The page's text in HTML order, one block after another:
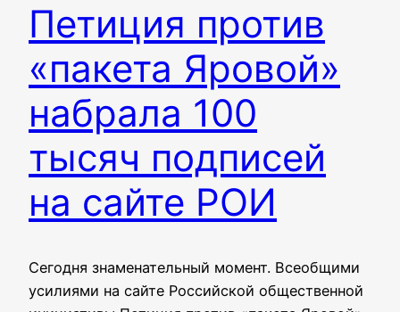
Петиция против
«пакета Яровой»
набрала 100
тысяч подписей
на сайте РОИ
Сегодня знаменательный момент. Всеобщими
усилиями на сайте Российской общественной